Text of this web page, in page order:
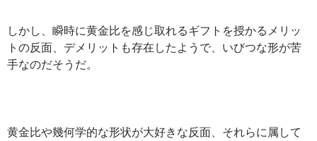
しかし、瞬時に黄金比を感じ取れるギフトを授かるメリッ
トの反面、デメリットも存在したようで、いびつな形が苦
手なのだそうだ。
黄金比や幾何学的な形状が大好きな反面、それらに属して